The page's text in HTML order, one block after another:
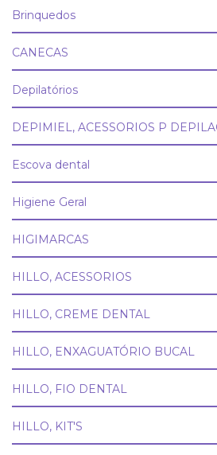
Brinquedos
CANECAS
Depilatórios
DEPIMIEL, ACESSORIOS P
Escova dental
Higiene Geral
HIGIMARCAS
HILLO, ACESSORIOS
HILLO, CREME DENTAL
HILLO, ENXAGUATÓRIO BUCAL
HILLO, FIO DENTAL
HILLO, KIT'S